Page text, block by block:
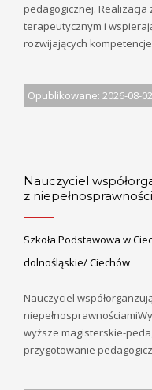
pedagogicznej. Realizacja
terapeutycznym i
rozwijających
Opublikowane: 2026-08-02
Nauczyciel
z
Szkoła Podstawowa w
dolnośląskie/ Ciechów
Nauczyciel
wyższe magisterskie-
przygotowanie